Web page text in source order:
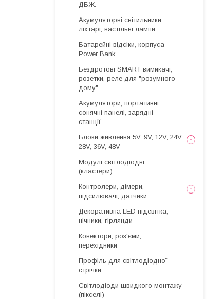
ДБЖ.
Акумуляторні світильники,
ліхтарі, настільні лампи
Батарейні відсіки, корпуса
Power Bank
Бездротові SMART вимикачі,
розетки, реле для "розумного
дому"
Акумулятори, портативні
сонячні панелі, зарядні
станції
Блоки живлення 5V, 9V, 12V, 24V,
28V, 36V, 48V
Модулі світлодіодні
(кластери)
Контролери, дімери,
підсилювачі, датчики
Декоративна LED підсвітка,
нічники, гірлянди
Конектори, роз'єми,
перехідники
Профіль для світлодіодної
стрічки
Світлодіоди швидкого монтажу
(пікселі)